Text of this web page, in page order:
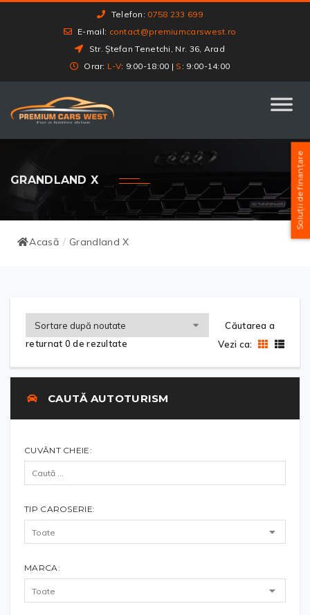
Telefon: 0758 233 699
E-mail: contact@premiumcarswest.ro
Str. Ștefan Tenetchi, Nr. 36, Arad
Orar: L-V: 9:00-18:00 | S : 9:00-14:00
GRANDLAND X
Acasă / Grandland X
Căutarea a
returnat 0 de rezultate
Vezi ca:
CAUTĂ AUTOTURISM
CUVÂNT CHEIE:
TIP CAROSERIE:
MARCA:
Soluții de finanțare